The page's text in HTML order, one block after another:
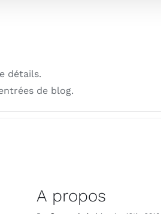
détails.
de blog.
A propos